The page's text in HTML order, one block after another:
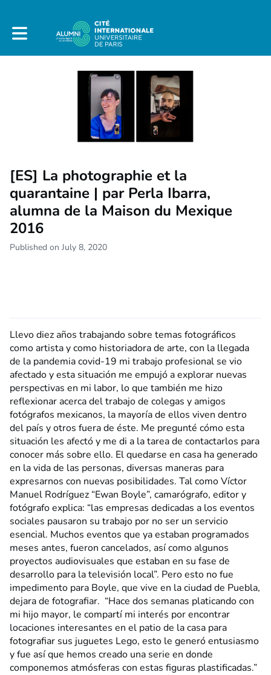
Toggle main navigation
[ES] La photographie et la
quarantaine | par Perla Ibarra,
alumna de la Maison du Mexique
2016
Published on July 8, 2020
Llevo diez años trabajando sobre temas fotográficos
como artista y como historiadora de arte, con la llegada
de la pandemia covid-19 mi trabajo profesional se vio
afectado y esta situación me empujó a explorar nuevas
perspectivas en mi labor, lo que también me hizo
reflexionar acerca del trabajo de colegas y amigos
fotógrafos mexicanos, la mayoría de ellos viven dentro
del país y otros fuera de éste. Me pregunté cómo esta
situación les afectó y me di a la tarea de contactarlos para
conocer más sobre ello. El quedarse en casa ha generado
en la vida de las personas, diversas maneras para
expresarnos con nuevas posibilidades. Tal como Víctor
Manuel Rodríguez “Ewan Boyle”, camarógrafo, editor y
fotógrafo explica: “las empresas dedicadas a los eventos
sociales pausaron su trabajo por no ser un servicio
esencial. Muchos eventos que ya estaban programados
meses antes, fueron cancelados, así como algunos
proyectos audiovisuales que estaban en su fase de
desarrollo para la televisión local”. Pero esto no fue
impedimento para Boyle, que vive en la ciudad de Puebla,
dejara de fotografiar. “Hace dos semanas platicando con
mi hijo mayor, le compartí mi interés por encontrar
locaciones interesantes en el patio de la casa para
fotografiar sus juguetes Lego, esto le generó entusiasmo
y fue así que hemos creado una serie en donde
componemos atmósferas con estas figuras plastificadas.”